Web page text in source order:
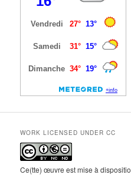
WORK LICENSED UNDER CC
Ce(tte) œuvre est mise à